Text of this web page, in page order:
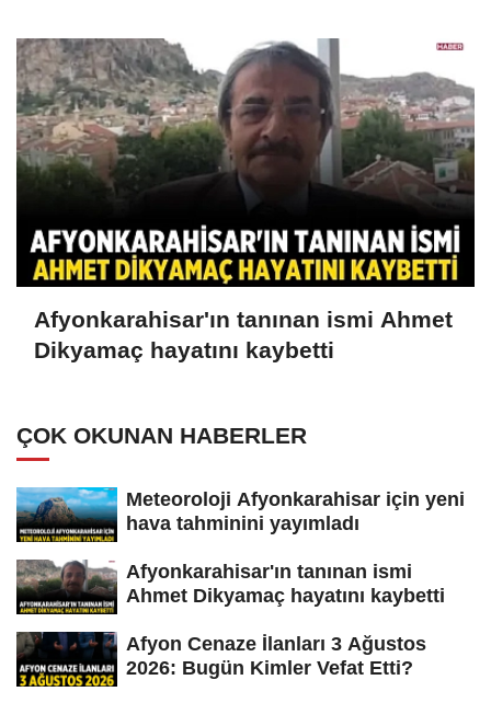
Afyonkarahisar'ın tanınan ismi Ahmet
Dikyamaç hayatını kaybetti
ÇOK OKUNAN HABERLER
Meteoroloji Afyonkarahisar için yeni
hava tahminini yayımladı
Afyonkarahisar'ın tanınan ismi
Ahmet Dikyamaç hayatını kaybetti
Afyon Cenaze İlanları 3 Ağustos
2026: Bugün Kimler Vefat Etti?